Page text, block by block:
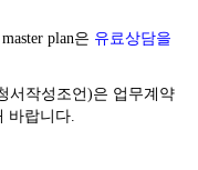
plan은 유료상담을
서작성조언)은 업무계약
바랍니다.